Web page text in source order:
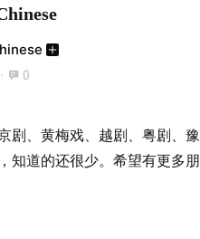
· 0
剧、黄梅戏、越剧、粤剧、豫
知道的还很少。希望有更多朋